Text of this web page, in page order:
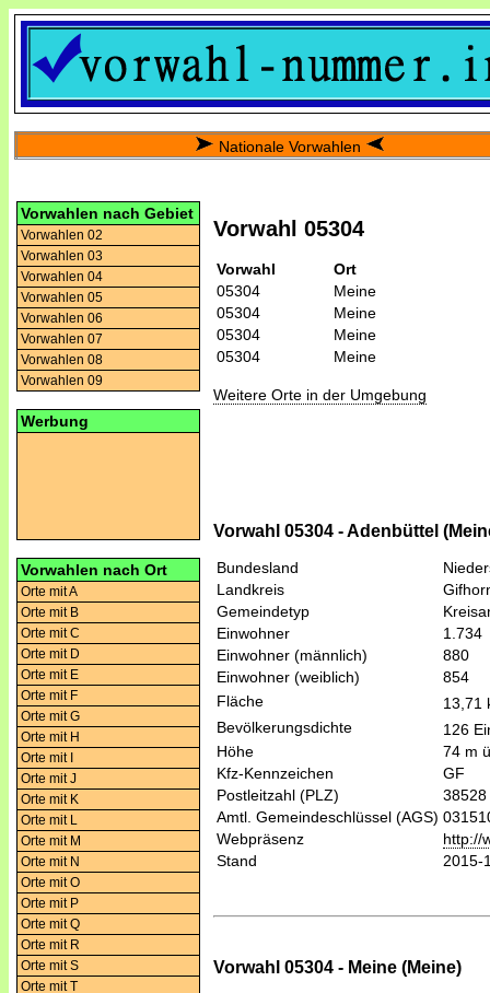
Nationale Vorwahlen
Vorwahlen nach Gebiet
Vorwahlen 02
Vorwahlen 03
Vorwahlen 04
Vorwahlen 05
Vorwahlen 06
Vorwahlen 07
Vorwahlen 08
Vorwahlen 09
Werbung
Vorwahlen nach Ort
Orte mit A
Orte mit B
Orte mit C
Orte mit D
Orte mit E
Orte mit F
Orte mit G
Orte mit H
Orte mit I
Orte mit J
Orte mit K
Orte mit L
Orte mit M
Orte mit N
Orte mit O
Orte mit P
Orte mit Q
Orte mit R
Orte mit S
Orte mit T
Vorwahl 05304
Vorwahl
Ort
05304
Meine
05304
Meine
05304
Meine
05304
Meine
Weitere Orte in der Umgebung
Vorwahl 05304 - Adenbüttel
Bundesland
Landkreis
Gemeindetyp
Einwohner
1.734
Einwohner (männlich)
880
Einwohner (weiblich)
854
Fläche
13,71
Bevölkerungsdichte
126
Höhe
74 m
Kfz-Kennzeichen
GF
Postleitzahl (PLZ)
38528
Amtl. Gemeindeschlüssel (AGS)
Webpräsenz
http://
Stand
2015-
Vorwahl 05304 - Meine (Meine)